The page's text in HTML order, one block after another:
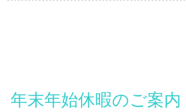
年末年始休暇のご案内